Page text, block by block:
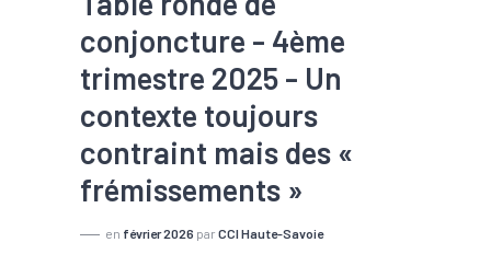
conjoncture - 4ème
trimestre 2025 - Un
contexte toujours
contraint mais des «
frémissements »
en février 2026 par CCI Haute-Savoie